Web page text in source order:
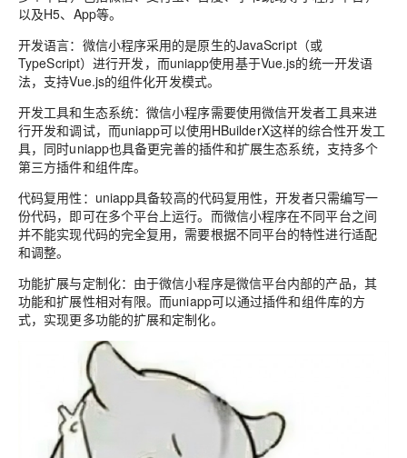
以及H5、App等。
开发语言：微信小程序采用的是原生的JavaScript（或
TypeScript）进行开发，而uniapp使用基于Vue.js的统一开发语
法，支持Vue.js的组件化开发模式。
开发工具和生态系统：微信小程序需要使用微信开发者工具来进
行开发和调试，而uniapp可以使用HBuilderX这样的综合性开发工
具，同时uniapp也具备更完善的插件和扩展生态系统，支持多个
第三方插件和组件库。
代码复用性：uniapp具备较高的代码复用性，开发者只需编写一
份代码，即可在多个平台上运行。而微信小程序在不同平台之间
并不能实现代码的完全复用，需要根据不同平台的特性进行适配
和调整。
功能扩展与定制化：由于微信小程序是微信平台内部的产品，其
功能和扩展性相对有限。而uniapp可以通过插件和组件库的方
式，实现更多功能的扩展和定制化。